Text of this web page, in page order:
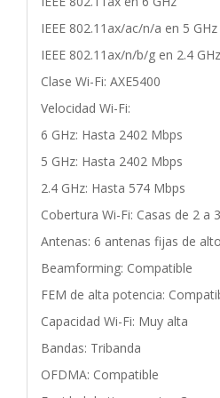
IEEE 802.11ax/ac/n/a en 5 GHz
IEEE 802.11ax/n/b/g en 2.4 GHz
Clase Wi-Fi: AXE5400
Velocidad Wi-Fi:
6 GHz: Hasta 2402 Mbps
5 GHz: Hasta 2402 Mbps
2.4 GHz: Hasta 574 Mbps
Cobertura Wi-Fi: Casas de 2 a
Antenas: 6 antenas fijas de
Beamforming: Compatible
FEM de alta potencia:
Capacidad Wi-Fi: Muy alta
Bandas: Tribanda
OFDMA: Compatible